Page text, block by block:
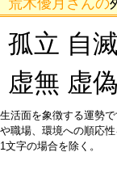
荒木優月さんの
孤立 自
虚無 虚
生活面を象徴する運勢
や職場、環境への順応
1文字の場合を除く。